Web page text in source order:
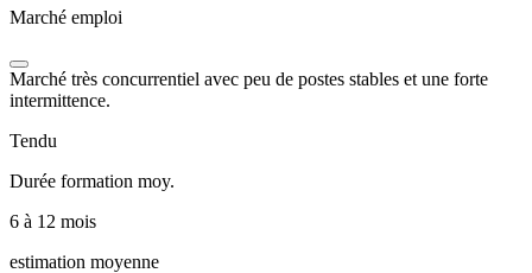
Marché emploi
Marché très concurrentiel avec peu de postes stables et une forte
intermittence.
Tendu
Durée formation moy.
6 à 12 mois
estimation moyenne